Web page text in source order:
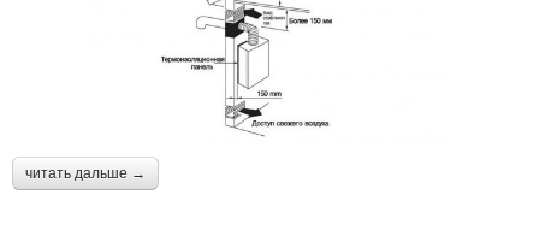
читать дальше →